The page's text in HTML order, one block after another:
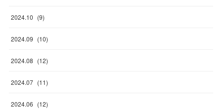
2024.10 (9)
2024.09 (10)
2024.08 (12)
2024.07 (11)
2024.06 (12)